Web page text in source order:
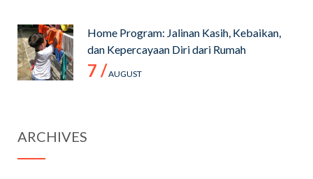
Home Program: Jalinan Kasih, Kebaikan,
dan Kepercayaan Diri dari Rumah
7 /AUGUST
ARCHIVES